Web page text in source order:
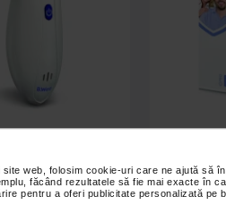
web, folosim cookie-uri care ne ajută să
făcând rezultatele să fie mai exacte în
pentru a oferi publicitate personalizată pe